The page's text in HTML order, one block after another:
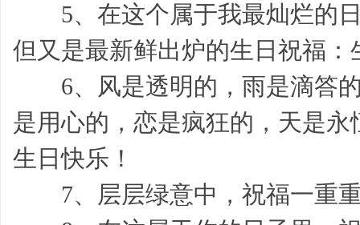
5、在这个属于我最灿烂的日
但又是最新鲜出炉的生日祝福
6、风是透明的，雨是滴答的
是用心的，恋是疯狂的，天是
生日快乐！
7、层层绿意中，祝福一重重